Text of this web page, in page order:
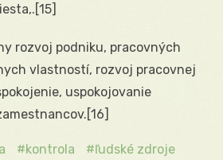
[15]
rozvoj podniku, pracovných
vlastností, rozvoj pracovnej
uspokojovanie
[16]
kontrola
ľudské zdroje